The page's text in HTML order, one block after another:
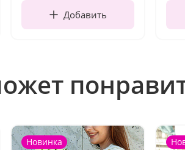
Добавить
Новинка